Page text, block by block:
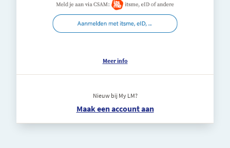
Meer info
Nieuw bij My LM?
Maak een account aan